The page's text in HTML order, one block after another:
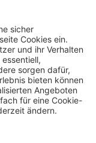
Handel, Gewerbe und